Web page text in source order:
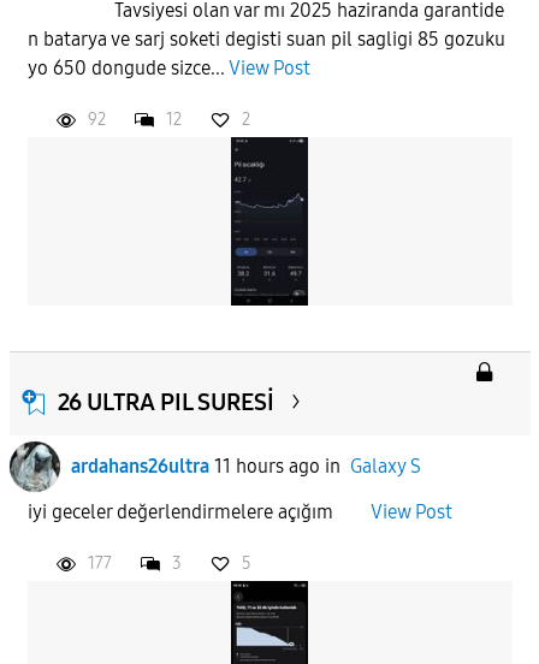
Tavsiyesi olan var mı 2025 haziranda garantide
n batarya ve sarj soketi degisti suan pil sagligi 85 gozuku
yo 650 dongude sizce... View Post
92 12 2
26 ULTRA PIL SURESİ
ardahans26ultra 11 hours ago in Galaxy S
iyi geceler değerlendirmelere açığım View Post
177 3 5